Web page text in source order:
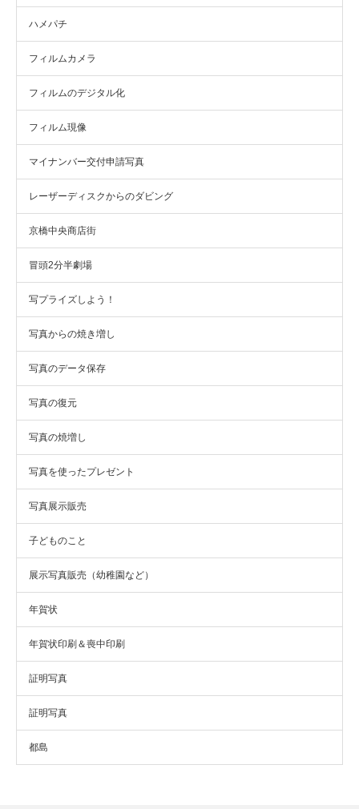
ハメパチ
フィルムカメラ
フィルムのデジタル化
フィルム現像
マイナンバー交付申請写真
レーザーディスクからのダビング
京橋中央商店街
冒頭2分半劇場
写プライズしよう！
写真からの焼き増し
写真のデータ保存
写真の復元
写真の焼増し
写真を使ったプレゼント
写真展示販売
子どものこと
展示写真販売（幼稚園など）
年賀状
年賀状印刷＆喪中印刷
証明写真
証明写真
都島